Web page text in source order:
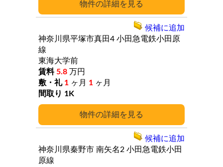
詳細
詳細
神奈川県平塚市真田4 小田急電鉄小田原
線
東海大学前
5.8 万円
1 ヶ月 1 ヶ月
1K
候補に追加
神奈川県秦野市 南矢名2 小田急電鉄小田
原線
候補に追加